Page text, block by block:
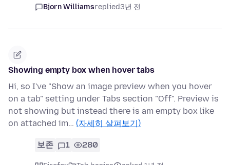
Bjorn Williamsreplied3년 전
Showing empty box when hover tabs
Hi, so I've "Show an image preview when you hover
on a tab" setting under Tabs section "Off". Preview is
not showing but instead there is am empty box like
on attached im… (자세히 살펴보기)
보존 1 280